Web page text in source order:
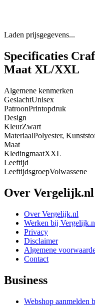
Laden prijsgegevens...
Specificaties
Maat XL/XXL
Algemene kenmerken
GeslachtUnisex
PatroonPrintopdruk
Design
KleurZwart
MateriaalPolyester,
Maat
KledingmaatXXL
Leeftijd
LeeftijdsgroepVolwassene
Over Vergelijk.nl
Over Vergelijk.nl
Werken bij
Privacy
Disclaimer
Algemene
Contact
Business
Webshop aanmelden